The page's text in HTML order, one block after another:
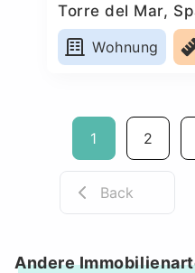
Torre del Mar,
Wohnung
1 2
Back
Andere